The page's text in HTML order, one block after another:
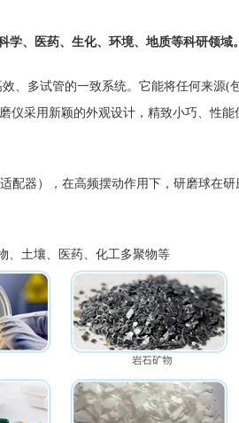
学、医药、生化、环境、地质等科研领域。
、多试管的一致系统。它能将任何来
仪采用新颖的外观设计，精致小巧、性
配器），在高频摆动作用下，研磨球在
、土壤、医药、化工多聚物等